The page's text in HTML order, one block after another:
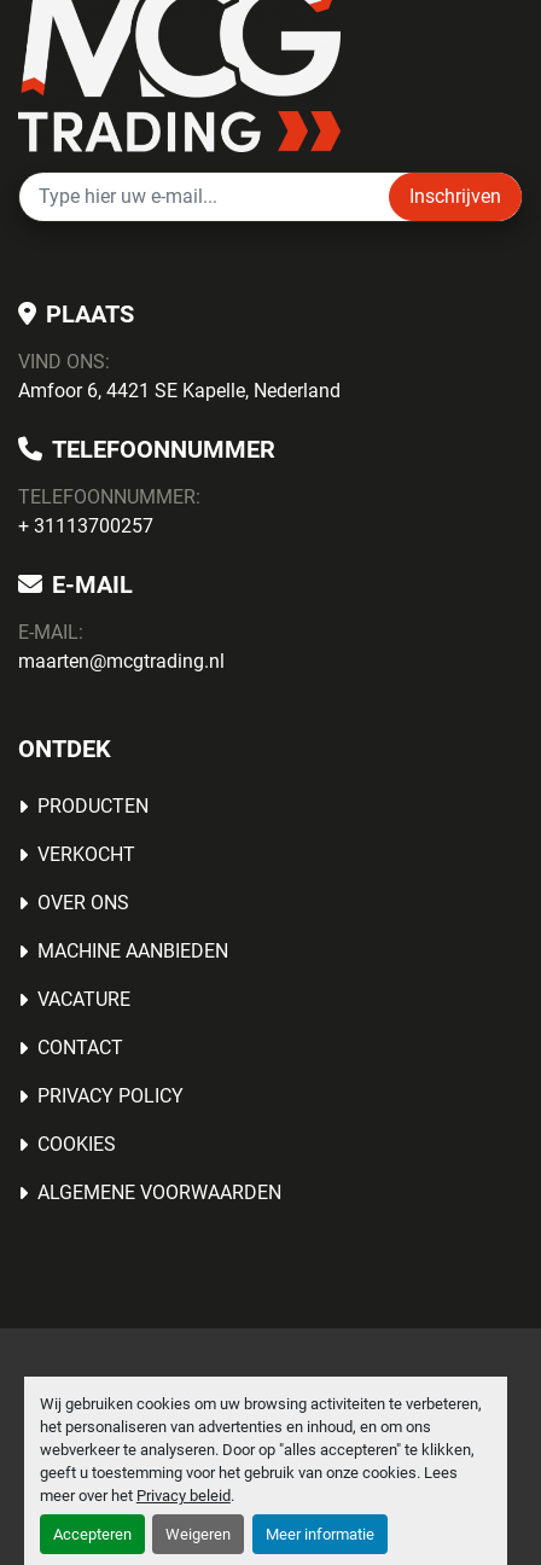
Wij gebruiken cookies om uw browsing activiteiten te verbeteren,
het personaliseren van advertenties en inhoud, en om ons
webverkeer te analyseren. Door op "alles accepteren" te klikken,
geeft u toestemming voor het gebruik van onze cookies. Lees
meer over het Privacy beleid.
Accepteren Weigeren Meer informatie
Inschrijven
PLAATS
VIND ONS:
Amfoor 6, 4421 SE Kapelle, Nederland
TELEFOONNUMMER
TELEFOONNUMMER:
+ 31113700257
E-MAIL
E-MAIL:
maarten@mcgtrading.nl
ONTDEK
PRODUCTEN
VERKOCHT
OVER ONS
MACHINE AANBIEDEN
VACATURE
CONTACT
PRIVACY POLICY
COOKIES
ALGEMENE VOORWAARDEN
Cookies beheren
Machinio Systemwebsite doorMachinio